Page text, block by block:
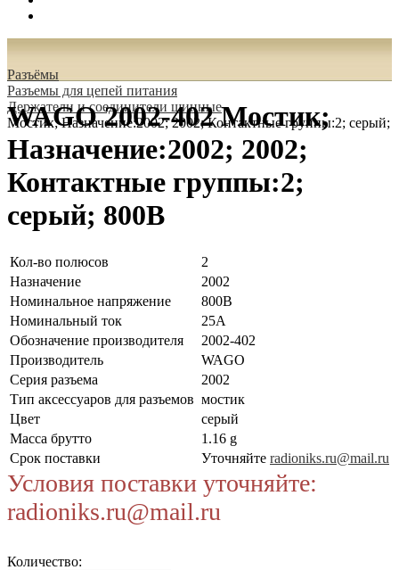
Разъёмы
Разъeмы для цепей питания
Держатели и соединители шинные
Мостик; Назначение:2002; 2002; Контактные группы:2; серый;
WAGO 2002-402 Мостик;
Назначение:2002; 2002;
Контактные группы:2;
серый; 800В
Кол-во полюсов
2
Назначение
2002
Номинальное напряжение
800В
Номинальный ток
25А
Обозначение производителя
2002-402
Производитель
WAGO
Серия разъема
2002
Тип аксессуаров для разъемов мостик
Цвет
серый
Масса брутто
1.16 g
Срок поставки
Уточняйте radioniks.ru@mail.ru
Условия поставки уточняйте:
radioniks.ru@mail.ru
Количество: